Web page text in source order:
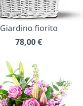
Giardino fiorito
78,00€